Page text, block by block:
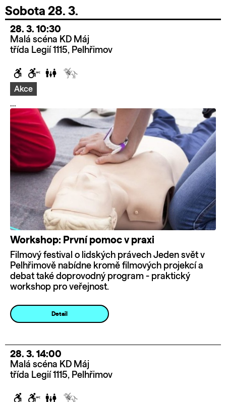
Sobota 28. 3.
28. 3. 10:30
Malá scéna KD Máj
třída Legií 1115, Pelhřimov
Akce
...
Workshop: První pomoc v praxi
Filmový festival o lidských právech Jeden svět v
Pelhřimově nabídne kromě filmových projekcí a
debat také doprovodný program - praktický
workshop pro veřejnost.
Detail
28. 3. 14:00
Malá scéna KD Máj
třída Legií 1115, Pelhřimov